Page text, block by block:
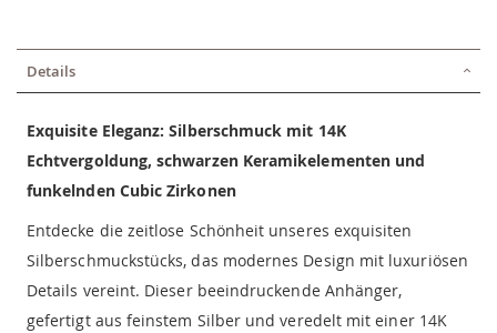
Details
Exquisite Eleganz: Silberschmuck mit 14K
Echtvergoldung, schwarzen Keramikelementen und
funkelnden Cubic Zirkonen
Entdecke die zeitlose Schönheit unseres exquisiten
Silberschmuckstücks, das modernes Design mit luxuriösen
Details vereint. Dieser beeindruckende Anhänger,
gefertigt aus feinstem Silber und veredelt mit einer 14K